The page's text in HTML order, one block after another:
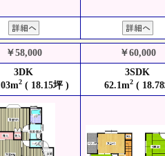
￥58,000
￥60,000
3DK
2( 18.15坪 )
3SDK
62.1m2 (